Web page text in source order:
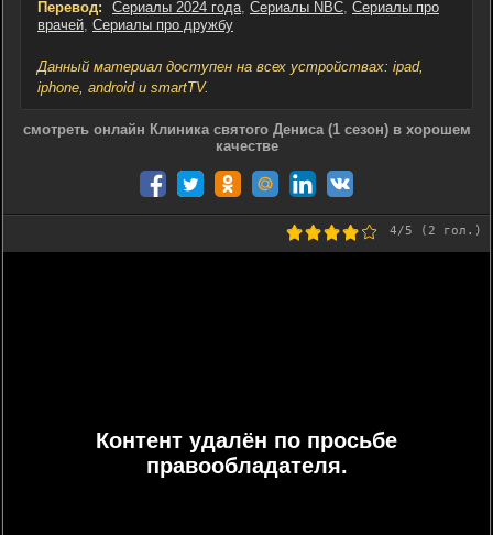
Перевод: Сериалы 2024 года, Сериалы NBC, Сериалы про
врачей, Сериалы про дружбу
Данный материал доступен на всех устройствах: ipad,
iphone, android и smartTV.
смотреть онлайн Клиника святого Дениса (1 сезон) в хорошем
качестве
4/5 ( 2 гол.)
Контент удалён по просьбе
правообладателя.